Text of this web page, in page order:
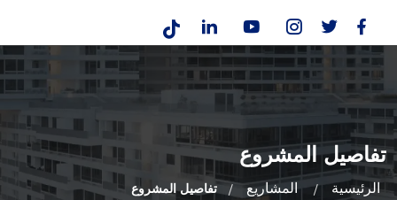
تفاصيل المشروع
الرئيسية المشاريع تفاصيل المشروع